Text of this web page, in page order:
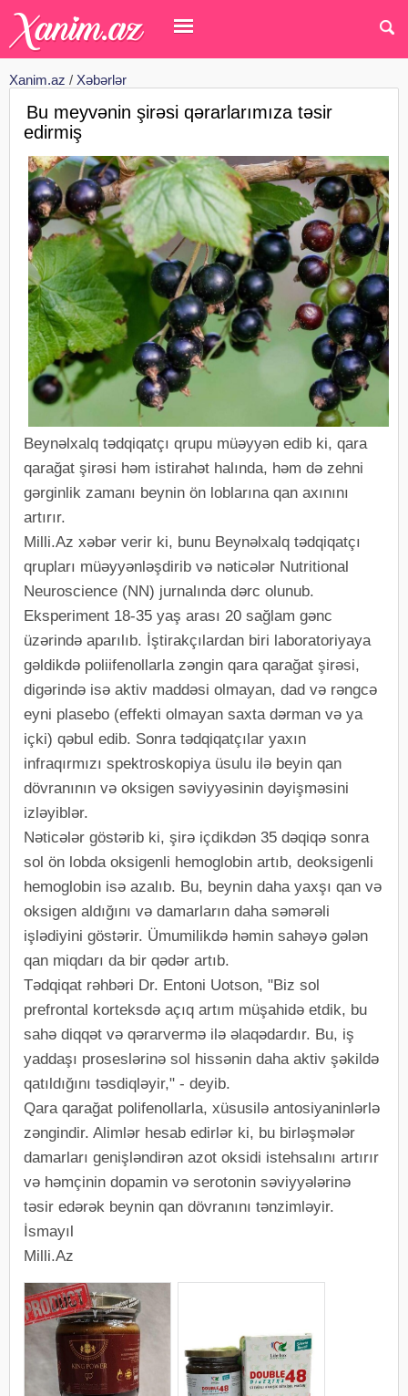
Xanim.az / Xəbərlər
Bu meyvənin şirəsi qərarlarımıza təsir
edirmiş
Beynəlxalq tədqiqatçı qrupu müəyyən edib ki, qara
qarağat şirəsi həm istirahət halında, həm də zehni
gərginlik zamanı beynin ön loblarına qan axınını
artırır.
Milli.Az xəbər verir ki, bunu Beynəlxalq tədqiqatçı
qrupları müəyyənləşdirib və nəticələr Nutritional
Neuroscience (NN) jurnalında dərc olunub.
Eksperiment 18-35 yaş arası 20 sağlam gənc
üzərində aparılıb. İştirakçılardan biri laboratoriyaya
gəldikdə poliifenollarla zəngin qara qarağat şirəsi,
digərində isə aktiv maddəsi olmayan, dad və rəngcə
eyni plasebo (effekti olmayan saxta dərman və ya
içki) qəbul edib. Sonra tədqiqatçılar yaxın
infraqırmızı spektroskopiya üsulu ilə beyin qan
dövranının və oksigen səviyyəsinin dəyişməsini
izləyiblər.
Nəticələr göstərib ki, şirə içdikdən 35 dəqiqə sonra
sol ön lobda oksigenli hemoglobin artıb, deoksigenli
hemoglobin isə azalıb. Bu, beynin daha yaxşı qan və
oksigen aldığını və damarların daha səmərəli
işlədiyini göstərir. Ümumilikdə həmin sahəyə gələn
qan miqdarı da bir qədər artıb.
Tədqiqat rəhbəri Dr. Entoni Uotson, "Biz sol
prefrontal korteksdə açıq artım müşahidə etdik, bu
sahə diqqət və qərarvermə ilə əlaqədardır. Bu, iş
yaddaşı proseslərinə sol hissənin daha aktiv şəkildə
qatıldığını təsdiqləyir," - deyib.
Qara qarağat polifenollarla, xüsusilə antosiyaninlərlə
zəngindir. Alimlər hesab edirlər ki, bu birləşmələr
damarları genişləndirən azot oksidi istehsalını artırır
və həmçinin dopamin və serotonin səviyyələrinə
təsir edərək beynin qan dövranını tənzimləyir.
İsmayıl
Milli.Az